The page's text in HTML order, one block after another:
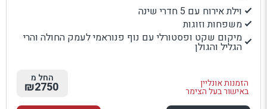
וילת אירוח עם 5 חדרי שינה
משפחות וזוגות
מיקום שקט ופסטורלי עם נוף פנוראמי לעמק החולה והרי
הגליל והגולן
הזמנות אונליין
באישור בעל הצימר
החל מ
₪2750